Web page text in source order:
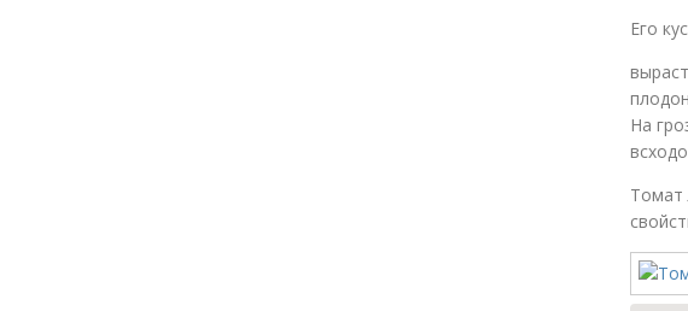
Его
На
Томат